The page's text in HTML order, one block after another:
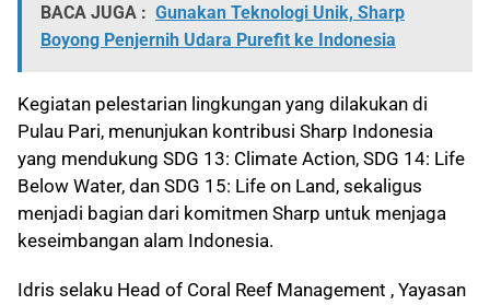
BACA JUGA : Gunakan Teknologi Unik, Sharp
Boyong Penjernih Udara Purefit ke Indonesia
Kegiatan pelestarian lingkungan yang dilakukan di
Pulau Pari, menunjukan kontribusi Sharp Indonesia
yang mendukung SDG 13: Climate Action, SDG 14: Life
Below Water, dan SDG 15: Life on Land, sekaligus
menjadi bagian dari komitmen Sharp untuk menjaga
keseimbangan alam Indonesia.
Idris selaku Head of Coral Reef Management , Yayasan